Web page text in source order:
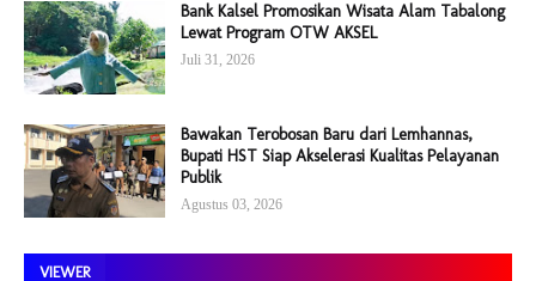
Bank Kalsel Promosikan Wisata Alam Tabalong
Lewat Program OTW AKSEL
Juli 31, 2026
Bawakan Terobosan Baru dari Lemhannas,
Bupati HST Siap Akselerasi Kualitas Pelayanan
Publik
Agustus 03, 2026
VIEWER